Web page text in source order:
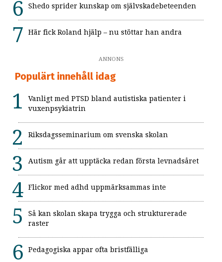
Shedo sprider kunskap om självskadebeteenden
Här fick Roland hjälp – nu stöttar han andra
ANNONS
Populärt innehåll idag
Vanligt med PTSD bland autistiska patienter i
vuxenpsykiatrin
Riksdagsseminarium om svenska skolan
Autism går att upptäcka redan första levnadsåret
Flickor med adhd uppmärksammas inte
Så kan skolan skapa trygga och strukturerade
raster
Pedagogiska appar ofta bristfälliga